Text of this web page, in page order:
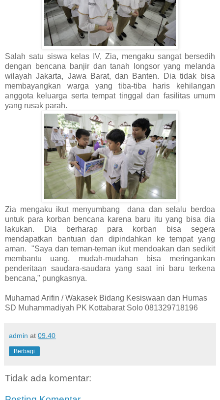
Salah satu siswa kelas IV, Zia, mengaku sangat bersedih
dengan bencana banjir dan tanah longsor yang melanda
wilayah Jakarta, Jawa Barat, dan Banten. Dia tidak bisa
membayangkan warga yang tiba-tiba haris kehilangan
anggota keluarga serta tempat tinggal dan fasilitas umum
yang rusak parah.
Zia mengaku ikut menyumbang dana dan selalu berdoa
untuk para korban bencana karena baru itu yang bisa dia
lakukan. Dia berharap para korban bisa segera
mendapatkan bantuan dan dipindahkan ke tempat yang
aman. "Saya dan teman-teman ikut mendoakan dan sedikit
membantu uang, mudah-mudahan bisa meringankan
penderitaan saudara-saudara yang saat ini baru terkena
bencana," pungkasnya.
Muhamad Arifin / Wakasek Bidang Kesiswaan dan Humas
SD Muhammadiyah PK Kottabarat Solo 081329718196
admin at 09.40
Berbagi
Tidak ada komentar: